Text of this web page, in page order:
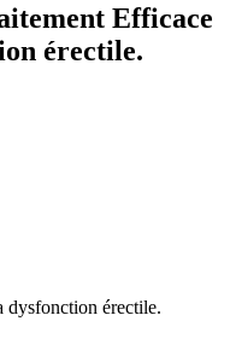
Efficace
érectile.
dysfonction érectile.